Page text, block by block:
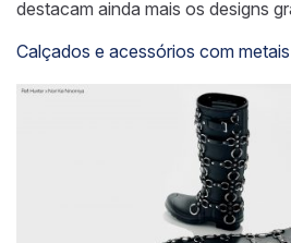
destacam ainda mais os designs
Calçados e acessórios com metais